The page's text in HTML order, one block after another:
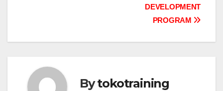
DEVELOPMENT
PROGRAM
Bytokotraining